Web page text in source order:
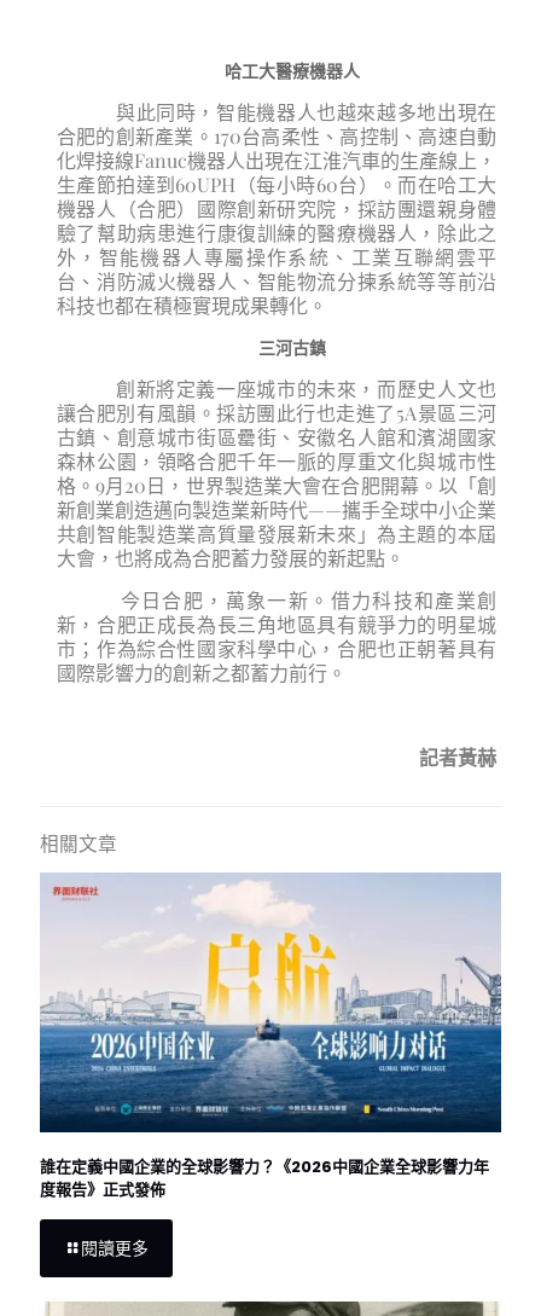
哈工大醫療機器人
與此同時，智能機器人也越來越多地出現在
合肥的創新產業。170台高柔性、高控制、高速自動
化焊接線Fanuc機器人出現在江淮汽車的生產線上，
生產節拍達到60UPH（每小時60台）。而在哈工大
機器人（合肥）國際創新研究院，採訪團還親身體
驗了幫助病患進行康復訓練的醫療機器人，除此之
外，智能機器人專屬操作系統、工業互聯網雲平
台、消防滅火機器人、智能物流分揀系統等等前沿
科技也都在積極實現成果轉化。
三河古鎮
創新將定義一座城市的未來，而歷史人文也
讓合肥別有風韻。採訪團此行也走進了5A景區三河
古鎮、創意城市街區罍街、安徽名人館和濱湖國家
森林公園，領略合肥千年一脈的厚重文化與城市性
格。9月20日，世界製造業大會在合肥開幕。以「創
新創業創造邁向製造業新時代——攜手全球中小企業
共創智能製造業高質量發展新未來」為主題的本屆
大會，也將成為合肥蓄力發展的新起點。
今日合肥，萬象一新。借力科技和產業創
新，合肥正成長為長三角地區具有競爭力的明星城
市；作為綜合性國家科學中心，合肥也正朝著具有
國際影響力的創新之都蓄力前行。
記者黃赫
相關文章
誰在定義中國企業的全球影響力？《2026中國企業全球影響力年
度報告》正式發佈
閱讀更多